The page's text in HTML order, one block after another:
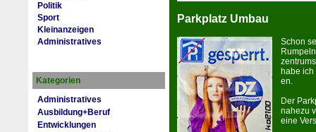
Politik
Sport
Kleinanzeigen
Administratives
Kategorien
Administratives
Ausbildung+Beruf
Entwicklungen
Parkplatz Umbau
Schon
habe
en.
Der
nahezu
eine